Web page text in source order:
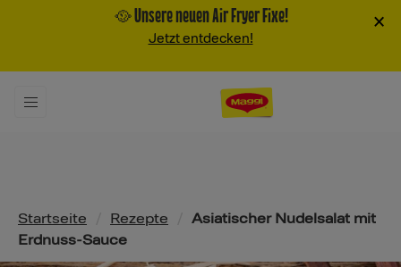
🥘 Unsere neuen Air Fryer Fixe!
Jetzt entdecken!
×
Pfadnavigation
Startseite Rezepte
Asiatischer Nudelsalat mit
Erdnuss-Sauce